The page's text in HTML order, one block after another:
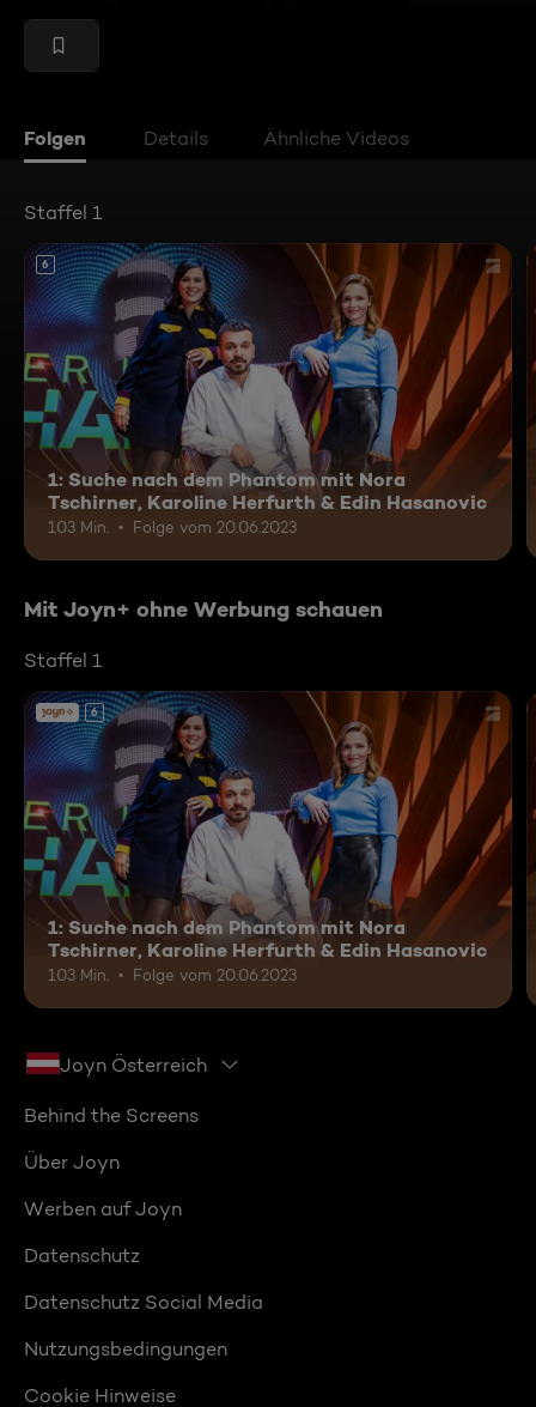
Folgen Details Ähnliche Videos
Staffel 1
6
1: Suche nach dem Phantom mit Nora
Tschirner, Karoline Herfurth & Edin Hasanovic
103 Min. Folge vom 20.06.2023
Mit Joyn+ ohne Werbung schauen
Staffel 1
6
1: Suche nach dem Phantom mit Nora
Tschirner, Karoline Herfurth & Edin Hasanovic
103 Min. Folge vom 20.06.2023
Joyn Österreich
Behind the Screens
Über Joyn
Werben auf Joyn
Datenschutz
Datenschutz Social Media
Nutzungsbedingungen
Cookie Hinweise